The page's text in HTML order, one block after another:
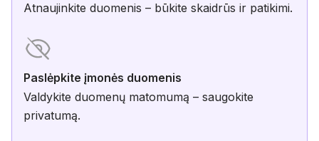
Atnaujinkite duomenis – būkite skaidrūs ir patikimi.
Paslėpkite įmonės duomenis
Valdykite duomenų matomumą – saugokite
privatumą.